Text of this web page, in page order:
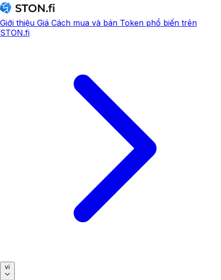
Giới thiệu Giá Cách mua và bán Token phổ biến trên
STON.fi
vi